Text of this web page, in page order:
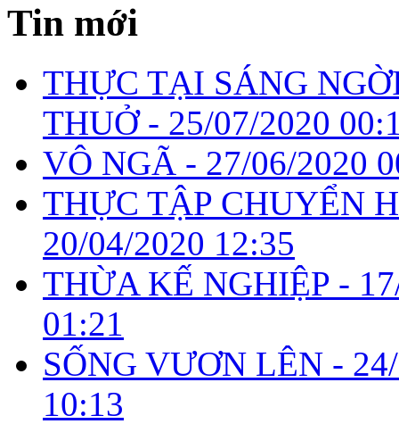
Tin mới
THỰC TẠI SÁNG
THUỞ - 25/07/2020
VÔ NGÃ - 27/06/2020
THỰC TẬP CHUYỂN
20/04/2020 12:35
THỪA KẾ NGHIỆP -
01:21
SỐNG VƯƠN LÊN -
10:13